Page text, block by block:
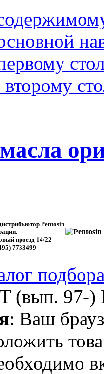
Pentosin
проезд 14/22
7733499
(вып. 97-)
: Ваш